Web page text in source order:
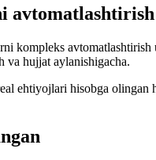
kompleks
va hujjat aylanishigacha.
ehtiyojlari hisobga